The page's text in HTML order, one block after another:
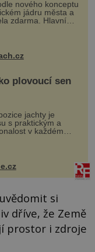
nového konceptu
jádru města a
zdarma. Hlavní
na Karlově a
burčák, pes...
plovoucí sen
jachty je
s praktickým a
v každém
značka Fendi
vybaveny její
přístav nabízí
si
dříve, že Země
prostor i zdroje